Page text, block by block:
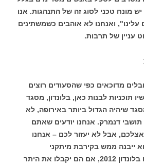
מונח טכני לסוג זה של התנהגות. אנו
עלינו", ואנחנו לא אוהבים כשמשתינים
עניין של תרבות.
מדוכאים כפי שהסעודים רוצים
תוכניות לבנות כאן, בלונדון, מסגד
שיהיה הגדול ביותר באירופה, לא
דנמרק. אנחנו יודעים שאתם
אבל לא יעזור לכם – אנחנו
ייבנה ממש בקירבת מיתקני
האולימפיאדה שתתקיים בלונדון 2012, אם הם יקבלו את היתר